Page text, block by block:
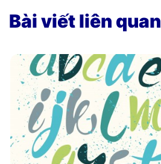
Bài viết liên quan